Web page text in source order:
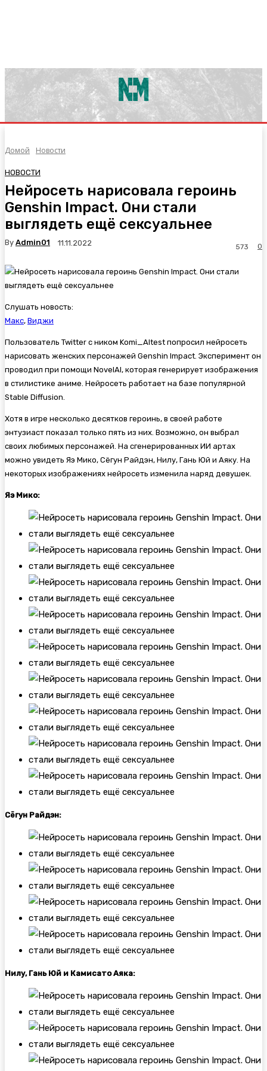
Домой Новости
НОВОСТИ
Нейросеть нарисовала героинь
Genshin Impact. Они стали
выглядеть ещё сексуальнее
By Admin01 11.11.2022 0
573
Слушать новость:
Макс, Виджи
Пользователь Twitter с ником Komi_AItest попросил нейросеть
нарисовать женских персонажей Genshin Impact. Эксперимент он
проводил при помощи NovelAI, которая генерирует изображения
в стилистике аниме. Нейросеть работает на базе популярной
Stable Diffusion.
Хотя в игре несколько десятков героинь, в своей работе
энтузиаст показал только пять из них. Возможно, он выбрал
своих любимых персонажей. На сгенерированных ИИ артах
можно увидеть Яэ Мико, Сёгун Райдэн, Нилу, Гань Юй и Аяку. На
некоторых изображениях нейросеть изменила наряд девушек.
Яэ Мико:
Сёгун Райдэн:
Нилу, Гань Юй и Камисато Аяка: